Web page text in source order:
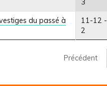
3
du passé à
11-12 -
2
Précédent